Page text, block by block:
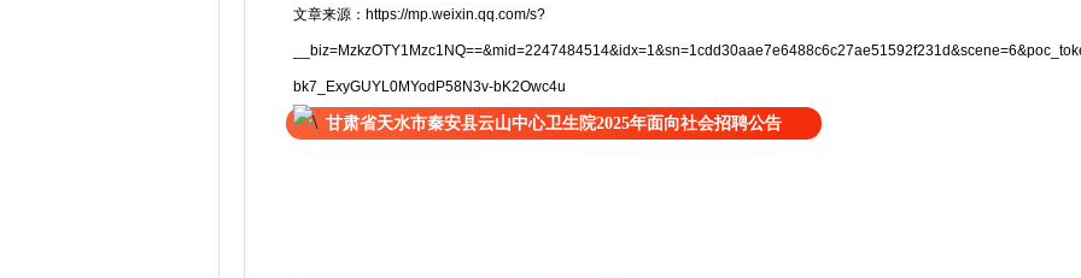
文章来源：https://mp.weixin.qq.com/s?
bk7_ExyGUYL0MYodP58N3v-bK2Owc4u
甘肃省天水市秦安县云山中心卫生院2025年面向社会招聘公告